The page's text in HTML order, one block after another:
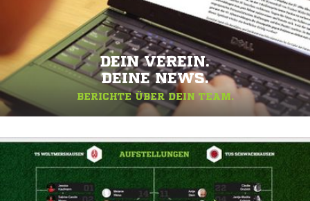
DEIN VEREIN.
DEINE NEWS.
BERICHTE ÜBER DEIN TEAM.